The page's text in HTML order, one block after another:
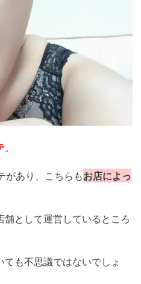
。
があり、こちらもお店によっ
舗として運営しているところ
も不思議ではないでしょ